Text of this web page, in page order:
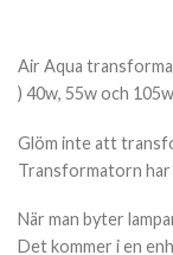
Air Aqua
) 40w, 55w och 105w
Glöm inte att
Transformatorn har
När man byter
Det kommer i en